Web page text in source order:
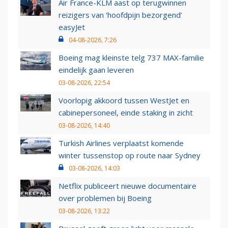
Air France-KLM aast op terugwinnen
reizigers van ‘hoofdpijn bezorgend’
easyJet
04-08-2026, 7:26
Boeing mag kleinste telg 737 MAX-familie
eindelijk gaan leveren
03-08-2026, 22:54
Voorlopig akkoord tussen WestJet en
cabinepersoneel, einde staking in zicht
03-08-2026, 14:40
Turkish Airlines verplaatst komende
winter tussenstop op route naar Sydney
03-08-2026, 14:03
Netflix publiceert nieuwe documentaire
over problemen bij Boeing
03-08-2026, 13:22